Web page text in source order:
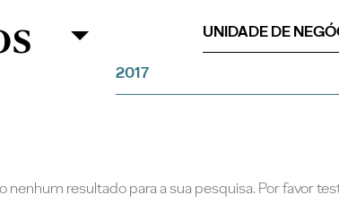
UNIDADE DE
2017
nenhum resultado para a sua pesquisa. Por favor